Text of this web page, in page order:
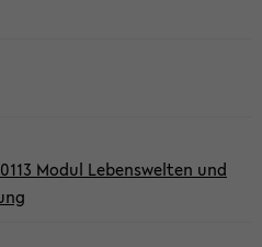
Modul Lebenswelten und